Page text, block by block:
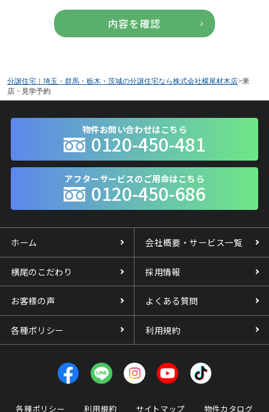
分譲住宅｜埼玉・群馬・栃木・茨城の分譲住宅なら株式会社横尾材木店>来
店・見学予約
物件お問い合わせはこちら
0120-450-481
アフターサービスのご用命はこちら
0120-450-686
ホーム 会社概要・サービス一覧
横尾のこだわり 採用情報
お客様の声 よくある質問
各種ポリシー 利用規約
各種ポリシー 利用規約 サイトマップ 物件カタログ